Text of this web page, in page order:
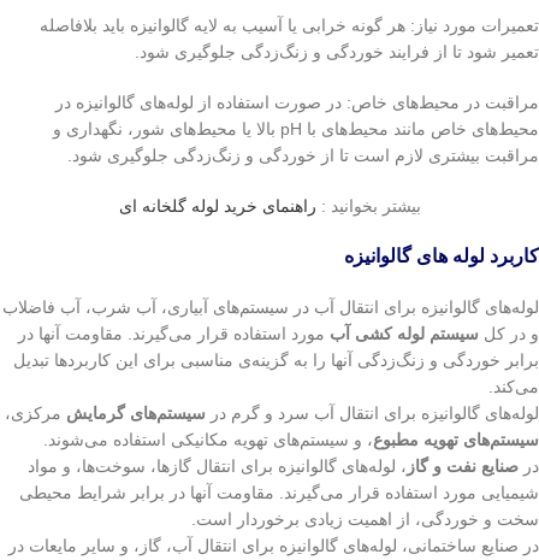
تعمیرات مورد نیاز: هر گونه خرابی یا آسیب به لایه گالوانیزه باید بلافاصله
تعمیر شود تا از فرایند خوردگی و زنگ‌زدگی جلوگیری شود.
مراقبت در محیط‌های خاص: در صورت استفاده از لوله‌های گالوانیزه در
محیط‌های خاص مانند محیط‌های با pH بالا یا محیط‌های شور، نگهداری و
مراقبت بیشتری لازم است تا از خوردگی و زنگ‌زدگی جلوگیری شود.
بیشتر بخوانید : راهنمای خرید لوله گلخانه ای
کاربرد لوله های گالوانیزه
لوله‌های گالوانیزه برای انتقال آب در سیستم‌های آبیاری، آب شرب، آب فاضلاب
و در کل سیستم لوله کشی آب مورد استفاده قرار می‌گیرند. مقاومت آنها در
برابر خوردگی و زنگ‌زدگی آنها را به گزینه‌ی مناسبی برای این کاربردها تبدیل
می‌کند.
لوله‌های گالوانیزه برای انتقال آب سرد و گرم در سیستم‌های گرمایش مرکزی،
سیستم‌های تهویه مطبوع، و سیستم‌های تهویه مکانیکی استفاده می‌شوند.
در صنایع نفت و گاز ، لوله‌های گالوانیزه برای انتقال گازها، سوخت‌ها، و مواد
شیمیایی مورد استفاده قرار می‌گیرند. مقاومت آنها در برابر شرایط محیطی
سخت و خوردگی، از اهمیت زیادی برخوردار است.
در صنایع ساختمانی، لوله‌های گالوانیزه برای انتقال آب، گاز، و سایر مایعات در